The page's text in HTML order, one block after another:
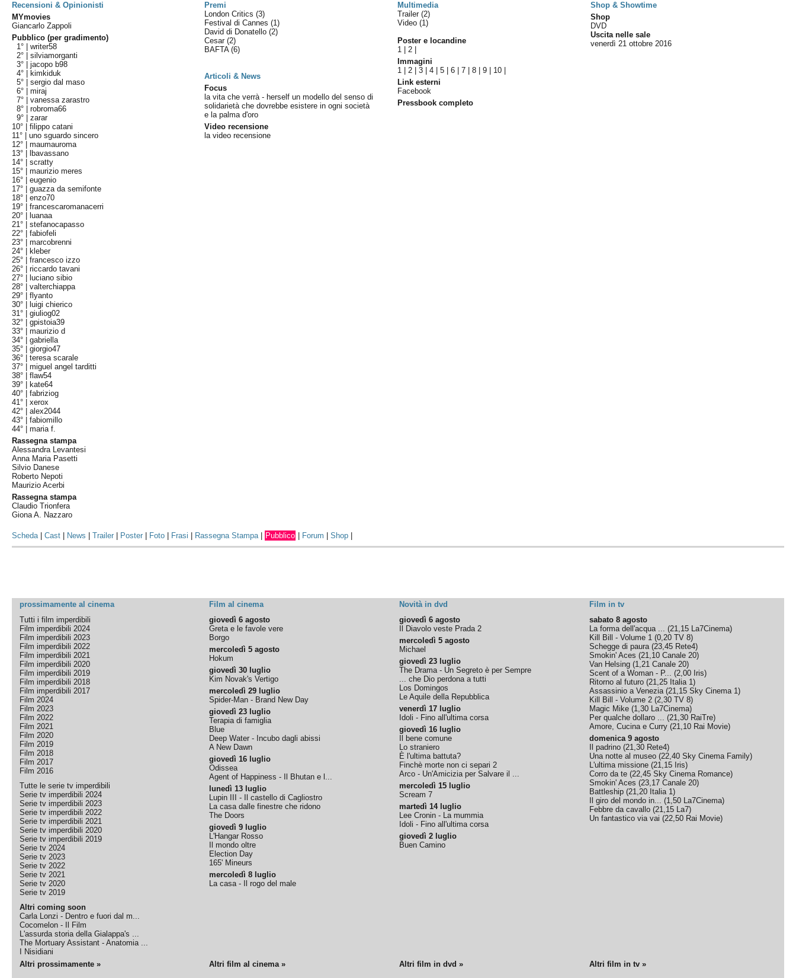
Recensioni & Opinionisti
Premi Multimedia
Shop & Showtime
MYmovies
Giancarlo Zappoli
Pubblico (per gradimento)
1° |writer58
2° |silviamorganti
3° |jacopo b98
4° |
kimkiduk
5° |sergio dal maso
6° |miraj
7° |vanessa zarastro
8° |robroma66
9° |zarar
10° |filippo catani
11° |uno sguardo sincero
12° |maumauroma
13° |
lbavassano
14° |scratty
15° |maurizio meres
16° |eugenio
17° |guazza da semifonte
18° |enzo70
19° |francescaromanacerri
20° |
luanaa
21° |stefanocapasso
22° |fabiofeli
23° |marcobrenni
24° |
kleber
25° |francesco izzo
26° |riccardo tavani
27° |
luciano sibio
28° |valterchiappa
29° |flyanto
30° |
luigi chierico
31° |giuliog02
32° |gpistoia39
33° |maurizio d
34° |gabriella
35° |giorgio47
36° |teresa scarale
37° |miguel angel tarditti
38° |flaw54
39° |
kate64
40° |fabriziog
41° |xerox
42° |alex2044
43° |fabiomillo
44° |maria f.
Rassegna stampa
Alessandra Levantesi
Anna Maria Pasetti
Silvio Danese
Roberto Nepoti
Maurizio Acerbi
Rassegna stampa
Claudio Trionfera
Giona A. Nazzaro
London Critics(3)
Festival di Cannes(1)
David di Donatello(2)
Cesar(2)
BAFTA(6)
Articoli & News
Focus
la vita che verrà - herself un modello del senso di
solidarietà che dovrebbe esistere in ogni società
e la palma d'oro
Video recensione
la video recensione
Trailer (2)
Video (1)
Poster e locandine
1 |2
Immagini
1 |2 |3 |4 |5 |6 |7 |8 |9 10
Link esterni
Facebook
Pressbook completo
Shop
DVD
Uscita nelle sale
venerdì 21 ottobre 2016
Scheda|Cast News |Trailer Poster Foto Frasi Rassegna Stampa| Pubblico Forum |Shop
prossimamente al cinema Film al cinema Novità in dvd
Film in tv
Tutti i film imperdibili
Film imperdibili 2024
Film imperdibili 2023
Film imperdibili 2022
Film imperdibili 2021
Film imperdibili 2020
Film imperdibili 2019
Film imperdibili 2018
Film imperdibili 2017
Film 2024
Film 2023
Film 2022
Film 2021
Film 2020
Film 2019
Film 2018
Film 2017
Film 2016
Tutte le serie tv imperdibili
Serie tv imperdibili 2024
Serie tv imperdibili 2023
Serie tv imperdibili 2022
Serie tv imperdibili 2021
Serie tv imperdibili 2020
Serie tv imperdibili 2019
Serie tv 2024
Serie tv 2023
Serie tv 2022
Serie tv 2021
Serie tv 2020
Serie tv 2019
Altri coming soon
Carla Lonzi - Dentro e fuori dal m...
Cocomelon - Il Film
L'assurda storia della Gialappa's ...
The Mortuary Assistant - Anatomia ...
I Nisidiani
giovedì 6 agosto
Greta e le favole vere
Borgo
mercoledì 5 agosto
Hokum
giovedì 30 luglio
Kim Novak's Vertigo
mercoledì 29 luglio
Spider-Man - Brand New Day
giovedì 23 luglio
Terapia di famiglia
Blue
Deep Water - Incubo dagli abissi
A New Dawn
giovedì 16 luglio
Odissea
Agent of Happiness - Il Bhutan e l...
lunedì 13 luglio
Lupin III - Il castello di Cagliostro
La casa dalle finestre che ridono
The Doors
giovedì 9 luglio
L'Hangar Rosso
Il mondo oltre
Election Day
165' Mineurs
mercoledì 8 luglio
La casa - Il rogo del male
giovedì 6 agosto
Il Diavolo veste Prada 2
mercoledì 5 agosto
Michael
giovedì 23 luglio
The Drama - Un Segreto è per Sempre
... che Dio perdona a tutti
Los Domingos
Le Aquile della Repubblica
venerdì 17 luglio
Idoli - Fino all'ultima corsa
giovedì 16 luglio
Il bene comune
Lo straniero
È l'ultima battuta?
Finchè morte non ci separi 2
Arco - Un'Amicizia per Salvare il ...
mercoledì 15 luglio
Scream 7
martedì 14 luglio
Lee Cronin - La mummia
Idoli - Fino all'ultima corsa
giovedì 2 luglio
Buen Camino
sabato 8 agosto
La forma dell'acqua ... (21,15 La7Cinema)
Kill Bill - Volume 1 (0,20 TV 8)
Schegge di paura(23,45 Rete4)
Smokin' Aces (21,10 Canale 20)
Van Helsing (1,21 Canale 20)
Scent of a Woman - P... (2,00 Iris)
Ritorno al futuro (21,25 Italia 1)
Assassinio a Venezia(21,15 Sky Cinema 1)
Kill Bill - Volume 2 (2,30 TV 8)
Magic Mike (1,30 La7Cinema)
Per qualche dollaro ... (21,30 RaiTre)
Amore, Cucina e Curry (21,10 Rai Movie)
domenica 9 agosto
Il padrino (21,30 Rete4)
Una notte al museo (22,40 Sky Cinema Family)
L'ultima missione (21,15 Iris)
Corro da te (22,45 Sky Cinema Romance)
Smokin' Aces (23,17 Canale 20)
Battleship (21,20 Italia 1)
Il giro del mondo in... (1,50 La7Cinema)
Febbre da cavallo (21,15 La7)
Un fantastico via vai (22,50 Rai Movie)
Altri prossimamente » Altri film al cinema » Altri film in dvd » Altri film in tv »